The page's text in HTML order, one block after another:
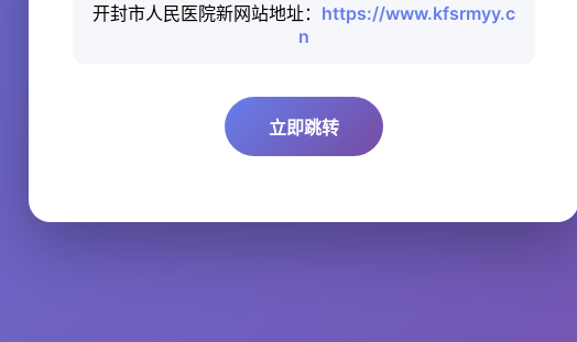
开封市人民医院新网站地址： https://www.kfsrmyy.c
n
立即跳转